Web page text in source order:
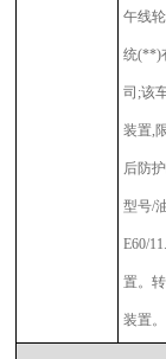
午线
统(**)
司;该
装置,
后防
型号/
E60/
置。
装置。